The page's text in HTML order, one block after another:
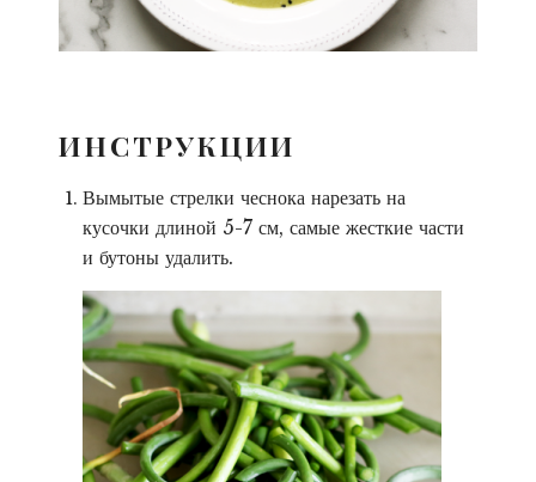
ИНСТРУКЦИИ
Вымытые стрелки чеснока нарезать на
кусочки длиной 5-7 см, самые жесткие части
и бутоны удалить.